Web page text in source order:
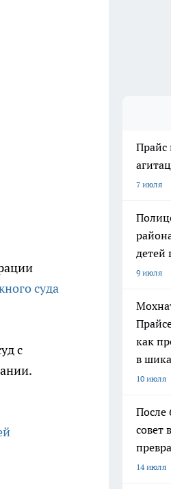
суда
с
Прайс
7 июля
детей
9 июля
как
в
10 июля
После
совет
14 июля